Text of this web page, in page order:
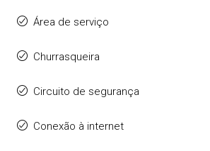
Área de serviço
Churrasqueira
Circuito de segurança
Conexão à internet